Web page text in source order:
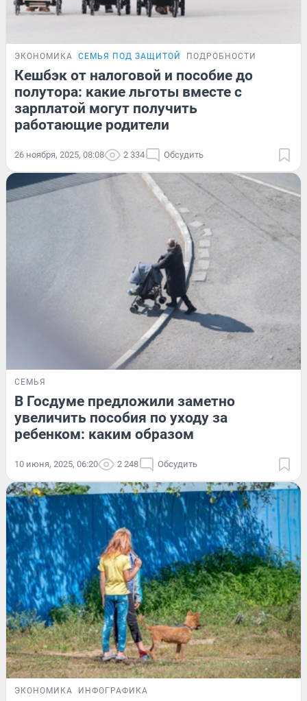
ЭКОНОМИКА СЕМЬЯ ПОД ЗАЩИТОЙ ПОДРОБНОСТИ
Кешбэк от налоговой и пособие до
полутора: какие льготы вместе с
зарплатой могут получить
работающие родители
26 ноября, 2025, 08:08 2 334 Обсудить
СЕМЬЯ
В Госдуме предложили заметно
увеличить пособия по уходу за
ребенком: каким образом
10 июня, 2025, 06:20 2 248 Обсудить
ЭКОНОМИКА ИНФОГРАФИКА